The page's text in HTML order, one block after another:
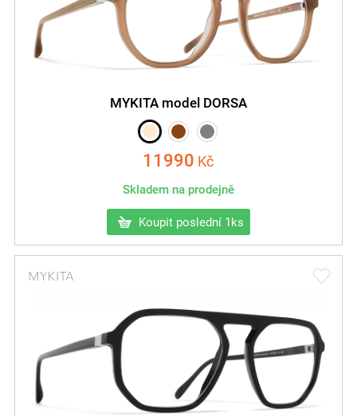
MYKITA model DORSA
11990 Kč
Skladem na prodejně
Koupit poslední 1ks